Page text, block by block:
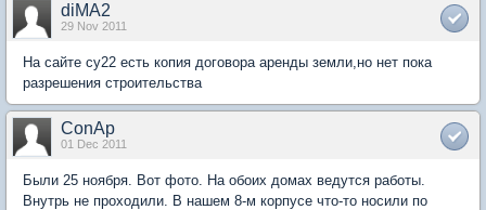
diMA2
29 Nov 2011
На сайте су22 есть копия договора аренды земли,но нет пока
разрешения строительства
ConAp
01 Dec 2011
Были 25 ноября. Вот фото. На обоих домах ведутся работы.
Внутрь не проходили. В нашем 8-м корпусе что-то носили по